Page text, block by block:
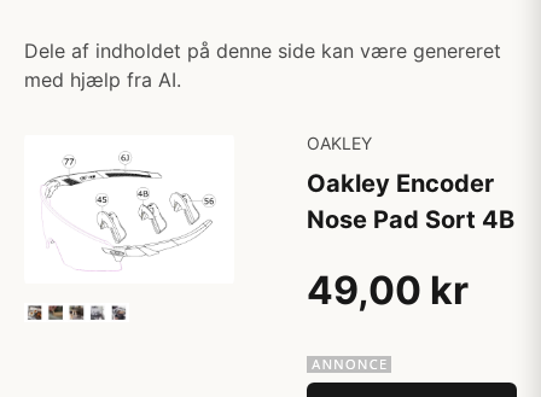
Dele af indholdet på denne side kan være genereret
med hjælp fra AI.
OAKLEY
Oakley Encoder
Nose Pad Sort 4B
49,00 kr